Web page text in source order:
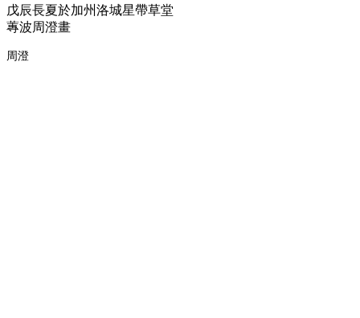
戊辰長夏於加州洛城星帶草堂
蓴波周澄畫
周澄